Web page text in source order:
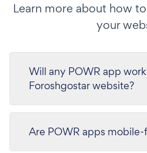
Learn more about how
your
Will any POWR app
Foroshgostar website?
Are POWR apps